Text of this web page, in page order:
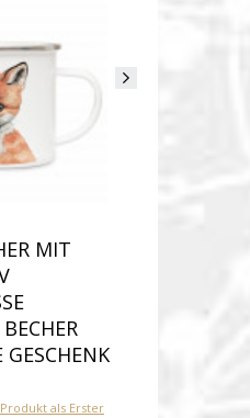
MIT
GESCHENK
als Erster